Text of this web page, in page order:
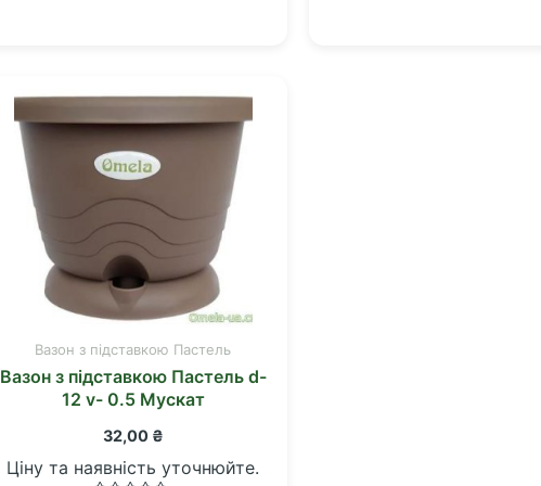
Вазон з підставкою Пастель
Вазон з підставкою Пастель d-
12 v- 0.5 Мускат
32,00 ₴
Ціну та наявність уточнюйте.